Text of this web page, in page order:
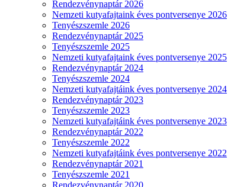
Rendezvénynaptár 2026
Nemzeti kutyafajtaink éves pontversenye 2026
Tenyészszemle 2026
Rendezvénynaptár 2025
Tenyészszemle 2025
Nemzeti kutyafajtaink éves pontversenye 2025
Rendezvénynaptár 2024
Tenyészszemle 2024
Nemzeti kutyafajtáink éves pontversenye 2024
Rendezvénynaptár 2023
Tenyészszemle 2023
Nemzeti kutyafajtáink éves pontversenye 2023
Rendezvénynaptár 2022
Tenyészszemle 2022
Nemzeti kutyafajtáink éves pontversenye 2022
Rendezvénynaptár 2021
Tenyészszemle 2021
Rendezvénynaptár 2020